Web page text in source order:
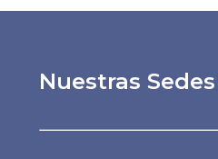
Nuestras Sedes
Línea preferencial